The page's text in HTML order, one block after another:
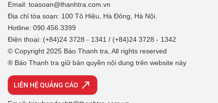
Email: toasoan@thanhtra.com.vn
Địa chỉ tòa soạn: 100 Tô Hiệu, Hà Đông, Hà Nội.
Hotline: 090.456.3399
Điện thoại: (+84)24 3728 - 1341 / (+84)24 3728 - 1342
© Copyright 2025 Báo Thanh tra, All rights reserved
® Báo Thanh tra giữ bản quyền nội dung trên website này
LIÊN HỆ QUẢNG CÁO